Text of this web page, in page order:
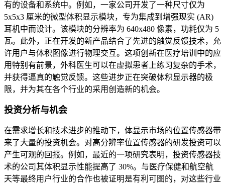
有的设备和系统中。例如，一家公司开发了一种尺寸仅为
5x5x3 厘米的微型体积显示模块，专为集成到增强现实 (AR)
耳机中而设计。该模块的分辨率为 640x480 像素，功耗仅为 5
瓦。此外，正在开发的新产品结合了先进的触觉反馈技术，允
许用户与体积图像进行物理交互。这项创新在医疗培训中的应
用特别有前景，外科医生可以在虚拟患者上练习复杂的手术，
并获得逼真的触觉反馈。这些进步正在突破体积显示器的极
限，并为其在各个行业的采用创造新的机会。
投资分析与机会
在需求增长和技术进步的推动下，体显示市场的位置传感器带
来了大量的投资机会。对高分辨率位置传感器的研发投资可以
产生可观的回报。例如，最近的一项研究表明，投资传感器技
术的公司其体积显示性能提高了 30%。与医疗保健和航空航
天等最终用户行业的合作也被证明是有利可图的，对这些行业